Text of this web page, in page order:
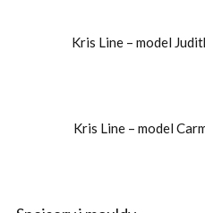
Kris Line – model
Kris Line – model